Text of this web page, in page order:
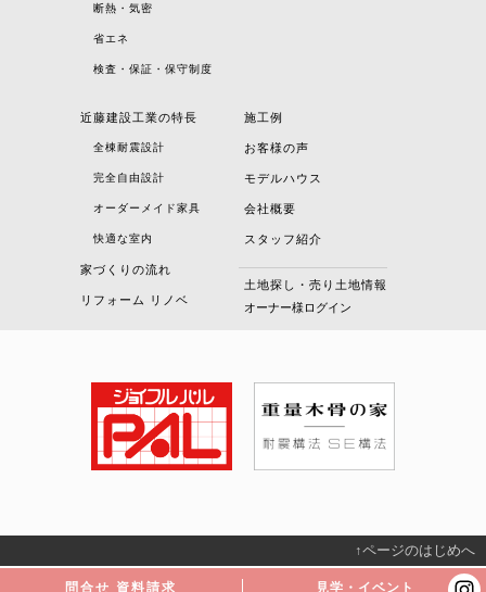
断熱・気密
省エネ
検査・保証・保守制度
近藤建設工業の特長
全棟耐震設計
完全自由設計
オーダーメイド家具
快適な室内
家づくりの流れ
リフォーム リノベ
施工例
お客様の声
モデルハウス
会社概要
スタッフ紹介
土地探し・売り土地情報
オーナー様ログイン
↑ページのはじめへ
問合せ 資料請求 見学・イベント